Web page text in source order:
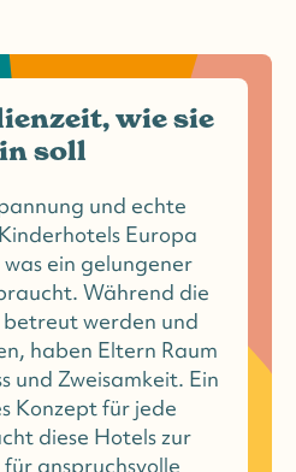
wie sie
soll
und echte
Europa
ein gelungener
Während die
betreut werden und
haben Eltern Raum
und Zweisamkeit. Ein
Konzept für jede
diese Hotels zur
anspruchsvolle